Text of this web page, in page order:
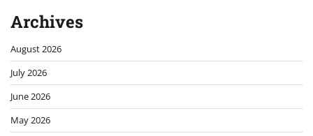
Archives
August 2026
July 2026
June 2026
May 2026